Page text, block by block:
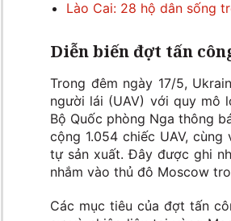
Lào Cai: 28 hộ dân sống
Diễn biến đợt tấn
Trong đêm ngày 17/5,
người lái (UAV) với quy mô
Bộ Quốc phòng Nga thông
cộng 1.054 chiếc UAV,
tự sản xuất. Đây được ghi
nhắm vào thủ đô Moscow
Các mục tiêu của đợt tấn